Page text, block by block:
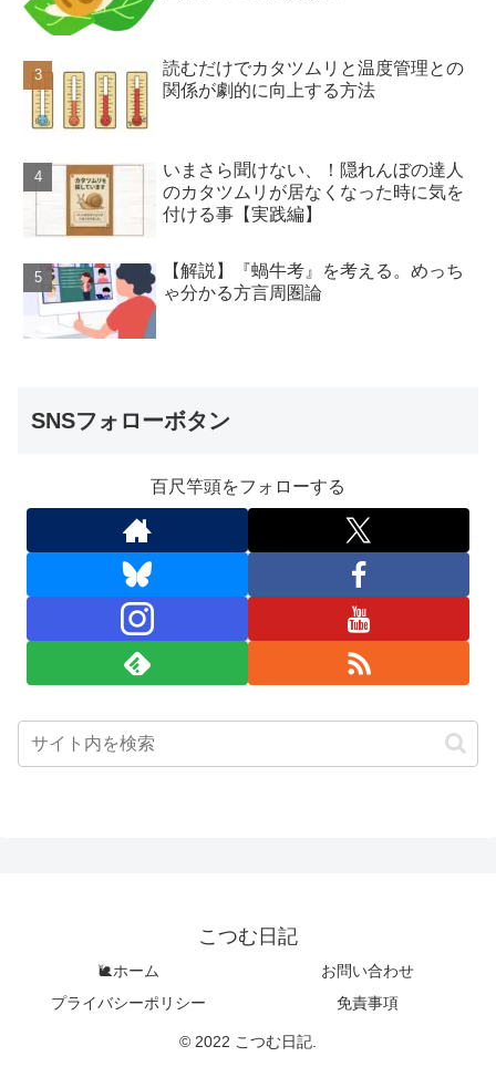
読むだけでカタツムリと温度管理との
関係が劇的に向上する方法
いまさら聞けない、！隠れんぼの達人
のカタツムリが居なくなった時に気を
付ける事【実践編】
【解説】『蝸牛考』を考える。めっち
ゃ分かる方言周圏論
SNSフォローボタン
百尺竿頭をフォローする
こつむ日記
🐌ホーム
お問い合わせ
プライバシーポリシー
免責事項
© 2022 こつむ日記.